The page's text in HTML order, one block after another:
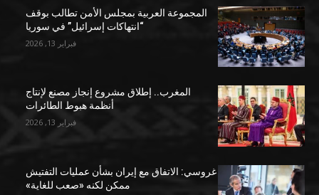
المجموعة العربية بمجلس الأمن تطالب بوقف
“انتهاكات إسرائيل” في سوريا
فبراير 13, 2026
المغرب.. إطلاق مشروع إنجاز مصنع لإنتاج
أنظمة هبوط الطائرات
فبراير 13, 2026
غروسي: الاتفاق مع إيران بشأن عمليات التفتيش
ممكن لكنه «صعب للغاية»